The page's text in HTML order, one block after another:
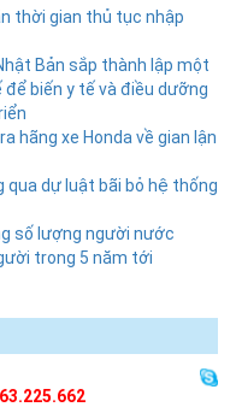
thời gian thủ tục nhập
Bản sắp thành lập một
biến y tế và điều dưỡng
hãng xe Honda về gian lận
qua dự luật bãi bỏ hệ thống
số lượng người nước
trong 5 năm tới